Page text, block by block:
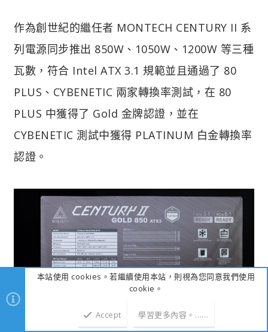
作為創世紀的繼任者 MONTECH CENTURY II 系
列電源同步推出 850W、1050W、1200W 等三種
瓦數，符合 Intel ATX 3.1 規範並且通過了 80
PLUS、CYBENETIC 兩家轉換率測試，在 80
PLUS 中獲得了 Gold 金牌認證，並在
CYBENETIC 測試中獲得 PLATINUM 白金轉換率
認證。
本站使用 cookies。若繼續使用本站，則視為您同意我們使用
cookie。
Accept 學習更多內容。……